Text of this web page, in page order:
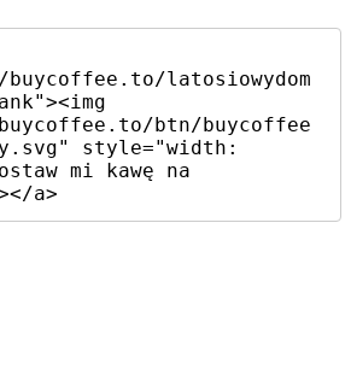
latosiowydom
btn/buycoffee
style="width:
mi kawę na
a>